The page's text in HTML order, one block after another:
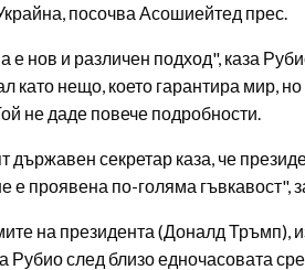
посочва Асошиейтед прес.
е нов и различен подход", каза
като нещо, което гарантира мир,
не даде повече подробности.
държавен секретар каза, че
е проявена по-голяма гъвкавост",
на президента (Доналд Тръмп),
Рубио след близо едночасовата